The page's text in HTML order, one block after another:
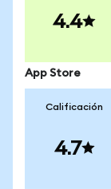
4.4
App Store
Calificación
4.7